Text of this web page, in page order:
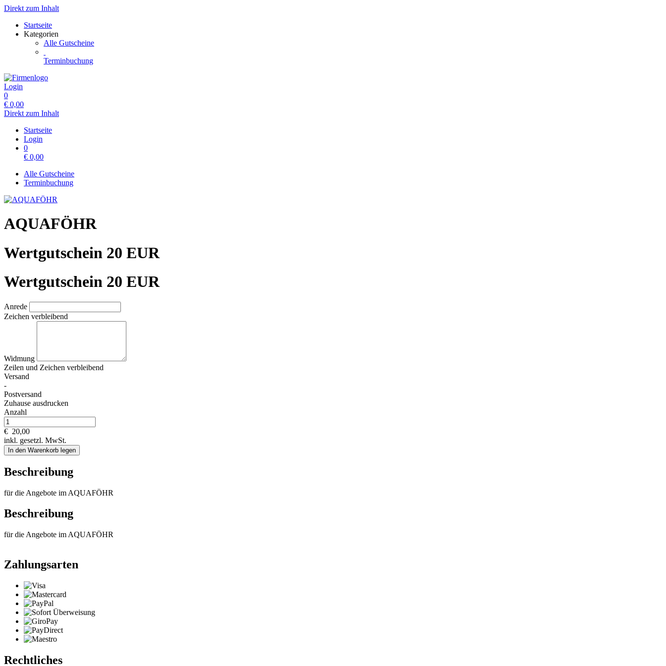
Direkt zum Inhalt
Startseite
Kategorien
Alle Gutscheine
Terminbuchung
Login
0
€ 0,00
Direkt zum Inhalt
Startseite
Login
0
€ 0,00
Alle Gutscheine
Terminbuchung
AQUAFÖHR
Wertgutschein 20 EUR
Wertgutschein 20 EUR
Anrede
Zeichen verbleibend
Widmung
Zeilen und Zeichen verbleibend
Versand
-
Postversand
Zuhause ausdrucken
Anzahl
€ 20,00
inkl. gesetzl. MwSt.
In den Warenkorb legen
Beschreibung
für die Angebote im AQUAFÖHR
Beschreibung
für die Angebote im AQUAFÖHR
Zahlungsarten
Rechtliches